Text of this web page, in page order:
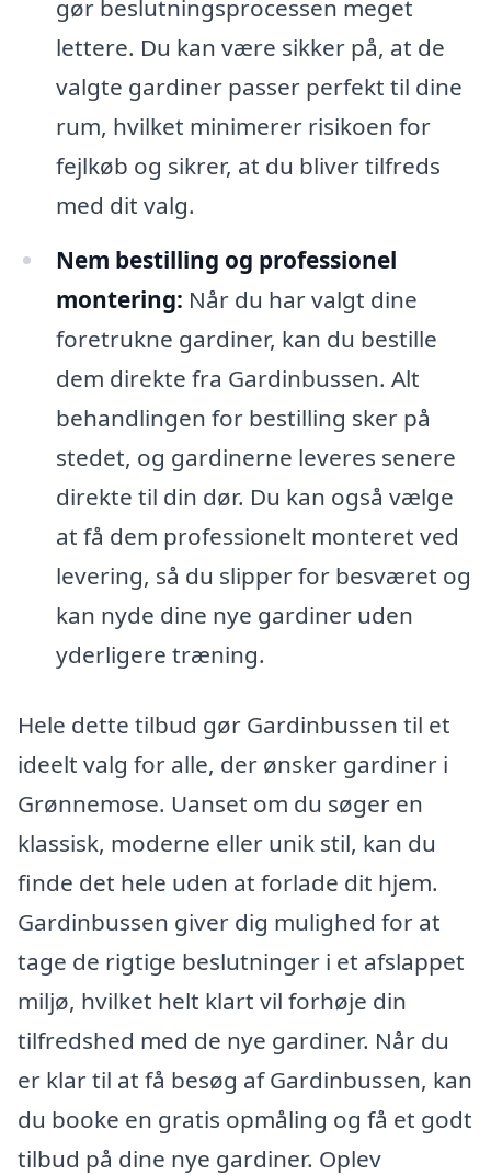
gør beslutningsprocessen meget
lettere. Du kan være sikker på, at de
valgte gardiner passer perfekt til dine
rum, hvilket minimerer risikoen for
fejlkøb og sikrer, at du bliver tilfreds
med dit valg.
Nem bestilling og professionel
montering: Når du har valgt dine
foretrukne gardiner, kan du bestille
dem direkte fra Gardinbussen. Alt
behandlingen for bestilling sker på
stedet, og gardinerne leveres senere
direkte til din dør. Du kan også vælge
at få dem professionelt monteret ved
levering, så du slipper for besværet og
kan nyde dine nye gardiner uden
yderligere træning.
Hele dette tilbud gør Gardinbussen til et
ideelt valg for alle, der ønsker gardiner i
Grønnemose. Uanset om du søger en
klassisk, moderne eller unik stil, kan du
finde det hele uden at forlade dit hjem.
Gardinbussen giver dig mulighed for at
tage de rigtige beslutninger i et afslappet
miljø, hvilket helt klart vil forhøje din
tilfredshed med de nye gardiner. Når du
er klar til at få besøg af Gardinbussen, kan
du booke en gratis opmåling og få et godt
tilbud på dine nye gardiner. Oplev